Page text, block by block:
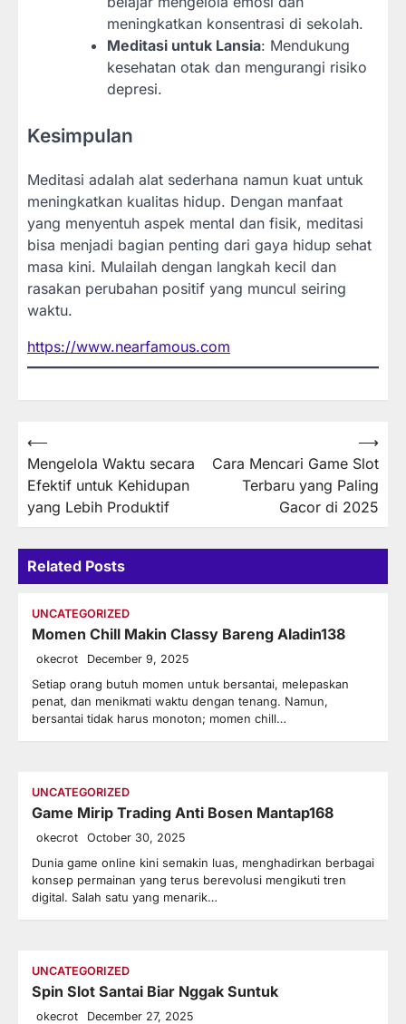
meningkatkan konsentrasi di sekolah.
Meditasi untuk Lansia: Mendukung
kesehatan otak dan mengurangi risiko
depresi.
Kesimpulan
Meditasi adalah alat sederhana namun kuat untuk
meningkatkan kualitas hidup. Dengan manfaat
yang menyentuh aspek mental dan fisik, meditasi
bisa menjadi bagian penting dari gaya hidup sehat
masa kini. Mulailah dengan langkah kecil dan
rasakan perubahan positif yang muncul seiring
waktu.
https://www.nearfamous.com
Post
navigation
⟵
Mengelola Waktu secara
Efektif untuk Kehidupan
yang Lebih Produktif
Cara Mencari Game Slot
Terbaru yang Paling
Gacor di 2025
⟶
Related Posts
UNCATEGORIZED
Momen Chill Makin Classy Bareng Aladin138
okecrot December 9, 2025
Setiap orang butuh momen untuk bersantai, melepaskan
penat, dan menikmati waktu dengan tenang. Namun,
bersantai tidak harus monoton; momen chill…
UNCATEGORIZED
Game Mirip Trading Anti Bosen Mantap168
okecrot October 30, 2025
Dunia game online kini semakin luas, menghadirkan berbagai
konsep permainan yang terus berevolusi mengikuti tren
digital. Salah satu yang menarik…
UNCATEGORIZED
Spin Slot Santai Biar Nggak Suntuk
okecrot December 27, 2025